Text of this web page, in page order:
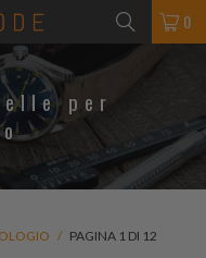
0
per
/ PAGINA 1 DI 12